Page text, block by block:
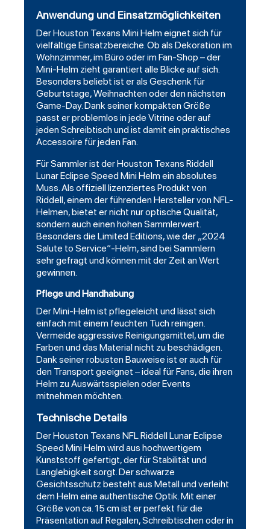
Anwendung und Einsatzmöglichkeiten
Der Houston Texans Mini Helm eignet sich für
vielfältige Einsatzbereiche. Ob als Dekoration im
Wohnzimmer, im Büro oder im Fan-Shop – der
Mini-Helm zieht garantiert alle Blicke auf sich.
Besonders beliebt ist er als Geschenk für
Geburtstage, Weihnachten oder den nächsten
Game-Day. Dank seiner kompakten Größe
passt er problemlos in jede Vitrine oder auf
jeden Schreibtisch und ist damit ein praktisches
Accessoire für jeden Fan.
Für Sammler ist der Houston Texans Riddell
Lunar Eclipse Speed Mini Helm ein absolutes
Muss. Als offiziell lizenziertes Produkt von
Riddell, einem der führenden Hersteller von NFL-
Helmen, bietet er nicht nur optische Qualität,
sondern auch einen hohen Sammlerwert.
Besonders die Limited Editions, wie der „2024
Salute to Service“-Helm, sind bei Sammlern
sehr gefragt und können mit der Zeit an Wert
gewinnen.
Pflege und Handhabung
Der Mini-Helm ist pflegeleicht und lässt sich
einfach mit einem feuchten Tuch reinigen.
Vermeide aggressive Reinigungsmittel, um die
Farben und das Material nicht zu beschädigen.
Dank seiner robusten Bauweise ist er auch für
den Transport geeignet – ideal für Fans, die ihren
Helm zu Auswärtsspielen oder Events
mitnehmen möchten.
Technische Details
Der Houston Texans NFL Riddell Lunar Eclipse
Speed Mini Helm wird aus hochwertigem
Kunststoff gefertigt, der für Stabilität und
Langlebigkeit sorgt. Der schwarze
Gesichtsschutz besteht aus Metall und verleiht
dem Helm eine authentische Optik. Mit einer
Größe von ca. 15 cm ist er perfekt für die
Präsentation auf Regalen, Schreibtischen oder in